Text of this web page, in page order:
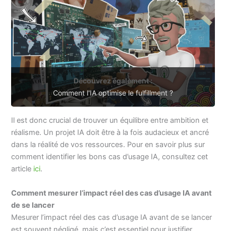
Découvrez également :
Comment l'IA optimise le fulfillment ?
Il est donc crucial de trouver un équilibre entre ambition et
réalisme. Un projet IA doit être à la fois audacieux et ancré
dans la réalité de vos ressources. Pour en savoir plus sur
comment identifier les bons cas d’usage IA, consultez cet
article ici.
Comment mesurer l’impact réel des cas d’usage IA avant
de se lancer
Mesurer l’impact réel des cas d’usage IA avant de se lancer